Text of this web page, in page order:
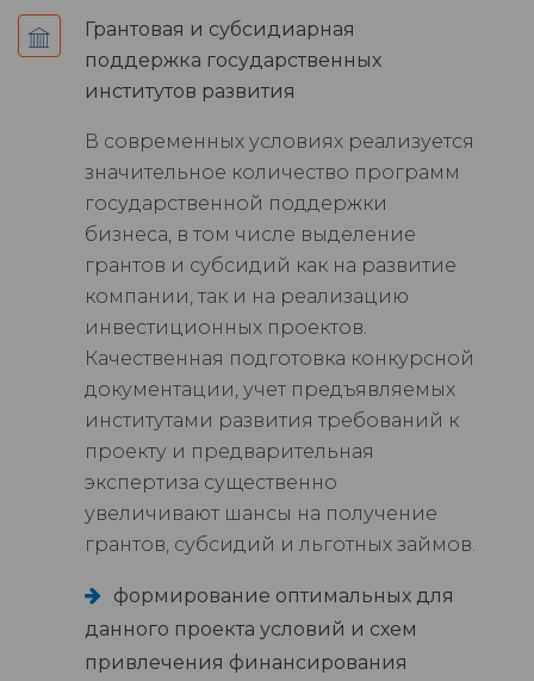
Грантовая и субсидиарная
поддержка государственных
институтов развития
В современных условиях реализуется
значительное количество программ
государственной поддержки
бизнеса, в том числе выделение
грантов и субсидий как на развитие
компании, так и на реализацию
инвестиционных проектов.
Качественная подготовка конкурсной
документации, учет предъявляемых
институтами развития требований к
проекту и предварительная
экспертиза существенно
увеличивают шансы на получение
грантов, субсидий и льготных займов.
формирование оптимальных для
данного проекта условий и схем
привлечения финансирования